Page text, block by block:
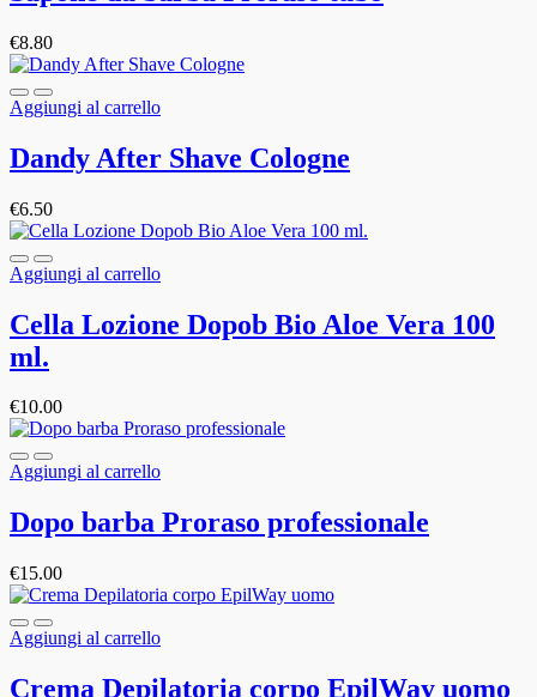
€8.80
Aggiungi al carrello
Dandy After Shave Cologne
€6.50
Aggiungi al carrello
Cella Lozione Dopob Bio Aloe Vera 100
ml.
€10.00
Aggiungi al carrello
Dopo barba Proraso professionale
€15.00
Aggiungi al carrello
Crema Depilatoria corpo EpilWay uomo